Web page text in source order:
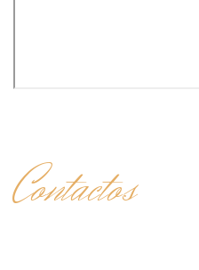
Contactos